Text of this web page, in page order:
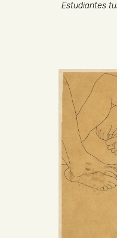
Estudiantes